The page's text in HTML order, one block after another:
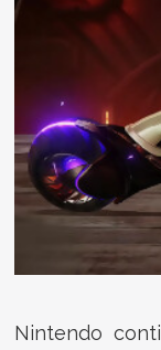
Nintendo